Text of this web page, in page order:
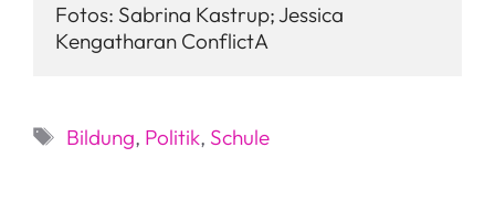
Fotos: Sabrina Kastrup; Jessica
Kengatharan ConflictA
Schlagwörter
Bildung, Politik, Schule